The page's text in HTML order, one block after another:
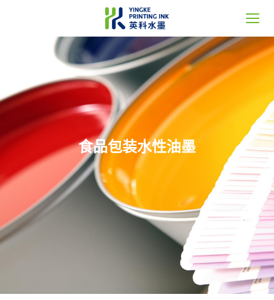
关于英科
产品中心
新闻中心
服务支持
联系我们
搜索
食品包装水性油墨